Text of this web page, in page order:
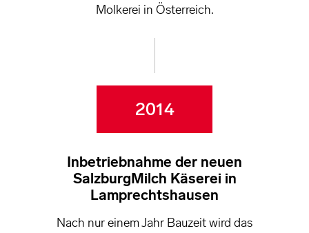
Molkerei in Österreich.
2014
Inbetriebnahme der neuen
SalzburgMilch Käserei in
Lamprechtshausen
Nach nur einem Jahr Bauzeit wird das